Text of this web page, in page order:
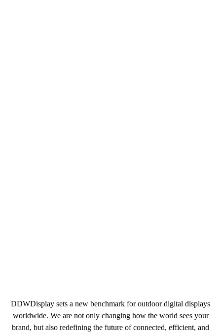
DDWDisplay sets a new benchmark for outdoor digital displays
worldwide. We are not only changing how the world sees your
brand, but also redefining the future of connected, efficient, and